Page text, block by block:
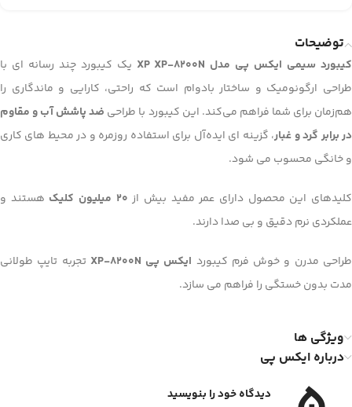
توضیحات
کیبورد سیمی ایکس پی مدل XP XP-8200N
یک کیبورد چند رسانه ای با
طراحی ارگونومیک و ساختار بادوام است که راحتی، کارایی و ماندگاری را
هم‌زمان برای شما فراهم می‌کند. این کیبورد با طراحی ضد پاشش آب و مقاوم
در برابر گرد و غبار، گزینه ای ایده‌آل برای استفاده روزمره و در محیط های کاری
و خانگی محسوب می شود.
کلیدهای این محصول دارای عمر مفید بیش از 20 میلیون کلیک
هستند و
عملکردی نرم دقیق و بی صدا دارند.
طراحی مدرن و خوش فرم کیبورد ایکس پی XP-8200N
تجربه تایپ طولانی
مدت بدون خستگی را فراهم می سازد.
ویژگی ها
درباره ایکس پی
دیدگاه خود را بنویسید